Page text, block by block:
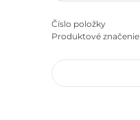
Číslo položky
Produktové značenie